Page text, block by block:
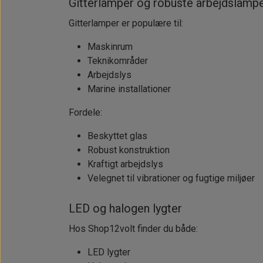
Gitterlamper og robuste
Gitterlamper er populære til:
Maskinrum
Teknikområder
Arbejdslys
Marine installationer
Fordele:
Beskyttet glas
Robust konstruktion
Kraftigt arbejdslys
Velegnet til vibrationer og fugtige miljøer
LED og halogen lygter
Hos Shop12volt finder du både:
LED lygter